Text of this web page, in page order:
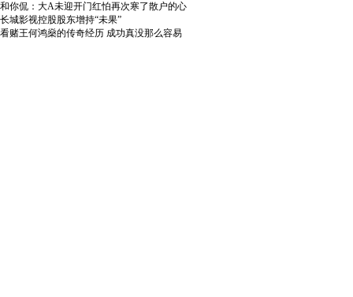
和你侃：大A未迎开门红怕再次寒了散户的心
长城影视控股股东增持“未果”
看赌王何鸿燊的传奇经历 成功真没那么容易